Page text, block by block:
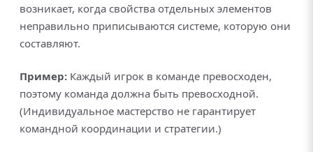
возникает, когда свойства отдельных элементов
неправильно приписываются системе, которую они
составляют.
Пример: Каждый игрок в команде превосходен,
поэтому команда должна быть превосходной.
(Индивидуальное мастерство не гарантирует
командной координации и стратегии.)